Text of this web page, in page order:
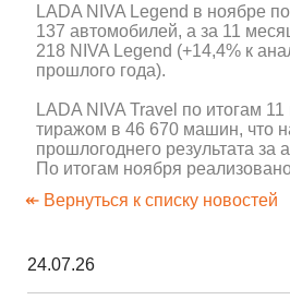
LADA NIVA Legend в ноябре
137 автомобилей, а за 11
218 NIVA Legend (+14,4% к
прошлого года).
LADA NIVA Travel по итогам
тиражом в 46 670 машин, что
прошлогоднего результата за
По итогам ноября
↞ Вернуться к списку новостей
24.07.26